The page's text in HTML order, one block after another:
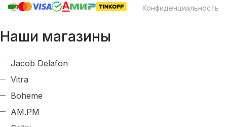
Конфиденциальность
Наши магазины
Jacob Delafon
Vitra
Boheme
AM.PM